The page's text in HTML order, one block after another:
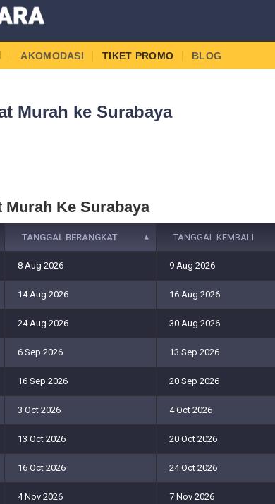
AKOMODASI TIKET PROMO BLOG
Murah ke Surabaya
Murah Ke Surabaya
TANGGAL BERANGKAT TANGGAL KEMBALI
8 Aug 2026 9 Aug 2026
14 Aug 2026 16 Aug 2026
24 Aug 2026 30 Aug 2026
6 Sep 2026 13 Sep 2026
16 Sep 2026 20 Sep 2026
3 Oct 2026 4 Oct 2026
13 Oct 2026 20 Oct 2026
16 Oct 2026 24 Oct 2026
4 Nov 2026 7 Nov 2026